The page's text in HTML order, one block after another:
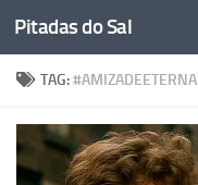
Skip to content
Pitadas do Sal
TAG:#AMIZADEETERNA